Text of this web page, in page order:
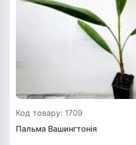
Код товару: 1709
Пальма Вашингтонія